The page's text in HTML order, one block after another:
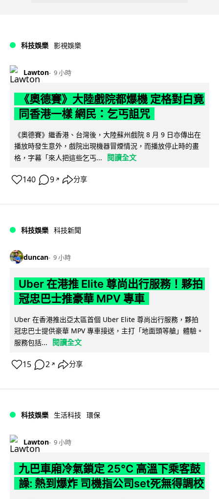
科技娛樂 影視娛樂
Lawton 9 小時
《奧德賽》大陸戲院都爆機 定格對白竟
同香港一樣 網民：乞丐詛咒
《奧德賽》繼香港、台灣後，大陸蘇州戲院 8 月 9 日亦傳出在
播放時發生意外，戲院出現機器冒煙情況，而播放停止時的畫
格，字幕「來人把這些乞丐...
閱讀全文
140 9 ↗ 分享
科技娛樂 科技新聞
duncan 9 小時
Uber 在港推 Elite 尊尚出行服務！夥拍
冠忠巴士推豪華 MPV 專車
Uber 在香港推出亞太區首個 Uber Elite 尊尚出行服務，夥拍
冠忠巴士提供豪華 MPV 專車接送，主打「地面頭等艙」體驗。
服務包括...
閱讀全文
15 2 ↗ 分享
科技娛樂 生活科技 環保
Lawton 9 小時
九巴車廂冷氣鎖定 25°C 高溫下乘客鼓
譟: 熱到爆炸 司機指公司set死無得調校